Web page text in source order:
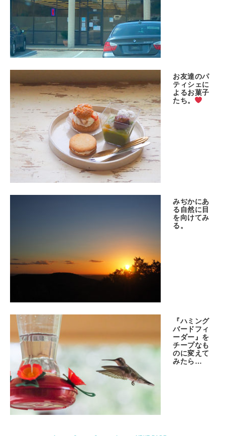
お友達のパ
ティシェに
よるお菓子
たち。
みぢかにあ
る自然に目
を向けてみ
る。
『ハミング
バードフィ
ーダー』を
チープなも
のに変えて
みたら…